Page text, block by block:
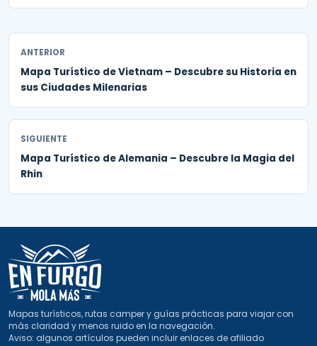
ANTERIOR
Mapa Turístico de Vietnam – Descubre su Historia en
sus Ciudades Milenarias
SIGUIENTE
Mapa Turístico de Alemania – Descubre la Magia del
Rhin
Mapas turísticos, rutas camper y guías prácticas para viajar con
más claridad y menos ruido en la navegación.
Aviso: algunos artículos pueden incluir enlaces de afiliado